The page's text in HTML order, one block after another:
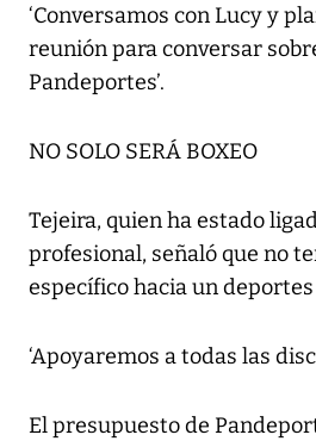
‘Conversamos con Lucy y
reunión para conversar
Pandeportes’.
NO SOLO SERÁ BOXEO
Tejeira, quien ha estado
profesional, señaló que no
específico hacia un
‘Apoyaremos a todas las
El presupuesto de